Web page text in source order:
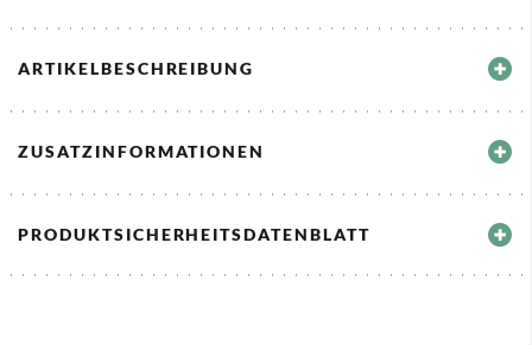
ARTIKELBESCHREIBUNG
ZUSATZINFORMATIONEN
PRODUKTSICHERHEITSDATENBLATT